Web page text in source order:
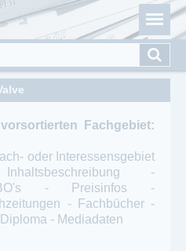
unabhängige Portal für
& eBooks
Fachgebiet:
oder Interessensgebiet
-
- Preisinfos -
- Fachbücher -
- Mediadaten